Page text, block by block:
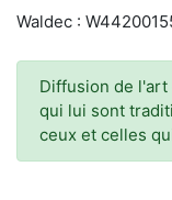
Waldec :
Diffusion de
qui lui sont
ceux et celles